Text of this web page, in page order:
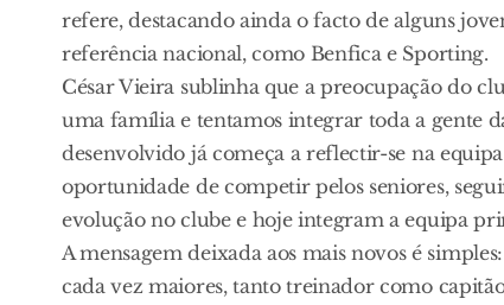
refere, destacando ainda o facto de alguns
referência nacional, como Benfica e Sporting.
César Vieira sublinha que a preocupação do
uma família e tentamos integrar toda a gente
desenvolvido já começa a reflectir-se na
oportunidade de competir pelos seniores,
evolução no clube e hoje integram a equipa
A mensagem deixada aos mais novos é
cada vez maiores, tanto treinador como